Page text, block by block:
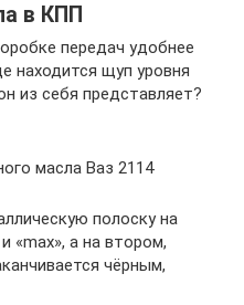
в КПП
передач удобнее
находится щуп уровня
из себя представляет?
масла Ваз 2114
полоску на
«max», а на втором,
чёрным,